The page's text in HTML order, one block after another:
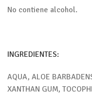
No contiene alcohol.
INGREDIENTES:
AQUA, ALOE
XANTHAN GUM,